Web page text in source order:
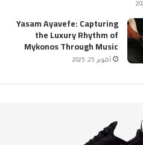
Yasam Ayavefe: Capturing
the Luxury Rhythm of
Mykonos Through Music
أكتوبر 25, 2025